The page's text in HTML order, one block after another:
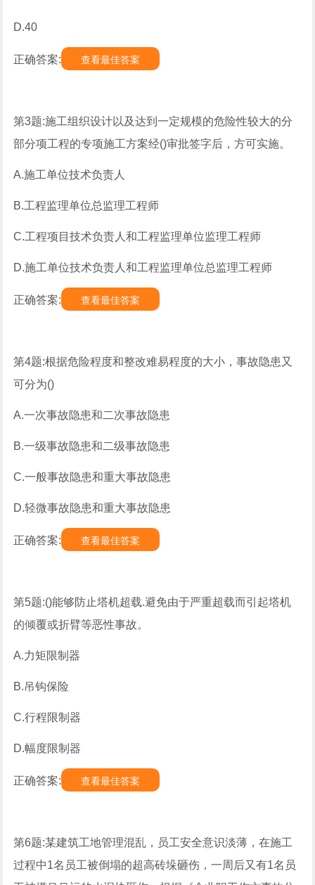
D.40
正确答案: 查看最佳答案
第3题:施工组织设计以及达到一定规模的危险性较大的分
部分项工程的专项施工方案经()审批签字后，方可实施。
A.施工单位技术负责人
B.工程监理单位总监理工程师
C.工程项目技术负责人和工程监理单位监理工程师
D.施工单位技术负责人和工程监理单位总监理工程师
正确答案: 查看最佳答案
第4题:根据危险程度和整改难易程度的大小，事故隐患又
可分为()
A.一次事故隐患和二次事故隐患
B.一级事故隐患和二级事故隐患
C.一般事故隐患和重大事故隐患
D.轻微事故隐患和重大事故隐患
正确答案: 查看最佳答案
第5题:()能够防止塔机超载.避免由于严重超载而引起塔机
的倾覆或折臂等恶性事故。
A.力矩限制器
B.吊钩保险
C.行程限制器
D.幅度限制器
正确答案: 查看最佳答案
第6题:某建筑工地管理混乱，员工安全意识淡薄，在施工
过程中1名员工被倒塌的超高砖垛砸伤，一周后又有1名员